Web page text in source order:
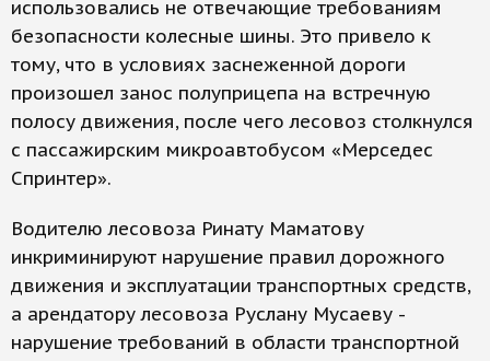
использовались не отвечающие требованиям
безопасности колесные шины. Это привело к
тому, что в условиях заснеженной дороги
произошел занос полуприцепа на встречную
полосу движения, после чего лесовоз столкнулся
с пассажирским микроавтобусом «Мерседес
Спринтер».
Водителю лесовоза Ринату Маматову
инкриминируют нарушение правил дорожного
движения и эксплуатации транспортных средств,
а арендатору лесовоза Руслану Мусаеву -
нарушение требований в области транспортной